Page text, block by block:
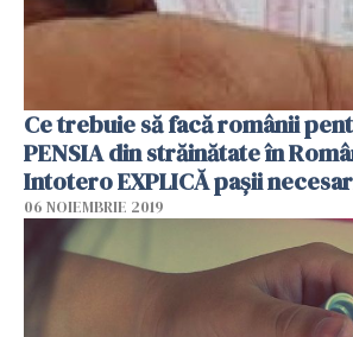
Ce trebuie să facă românii
PENSIA din străinătate în
Intotero EXPLICĂ pașii
06 NOIEMBRIE 2019